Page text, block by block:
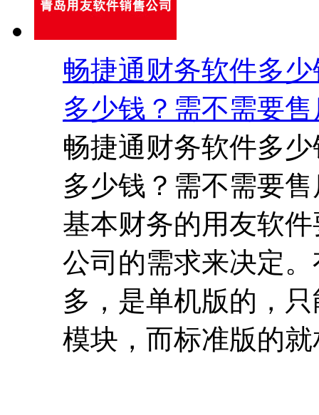
畅捷通财务软件多
多少钱？需不需要
畅捷通财务软件多
多少钱？需不需要
基本财务的用友软
公司的需求来决定
多，是单机版的，
模块，而标准版的